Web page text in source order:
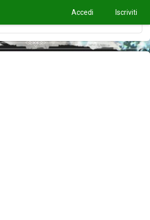
Accedi Iscriviti